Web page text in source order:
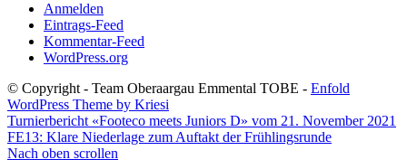
Anmelden
Eintrags-Feed
Kommentar-Feed
WordPress.org
© Copyright - Team Oberaargau Emmental TOBE - Enfold
WordPress Theme by Kriesi
Turnierbericht «Footeco meets Juniors D» vom 21. November 2021
FE13: Klare Niederlage zum Auftakt der Frühlingsrunde
Nach oben scrollen